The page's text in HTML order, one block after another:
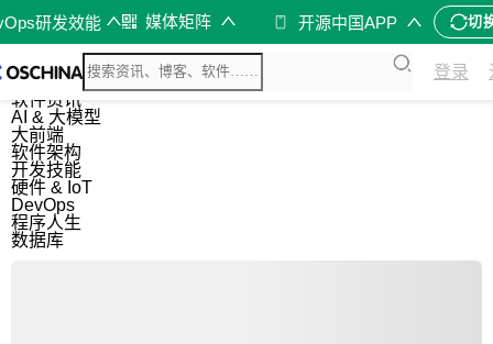
研发效能 媒体矩阵 开源中国APP 切
登录
综合
开源资讯
软件资讯
AI & 大模型
大前端
软件架构
开发技能
硬件 & IoT
DevOps
程序人生
数据库